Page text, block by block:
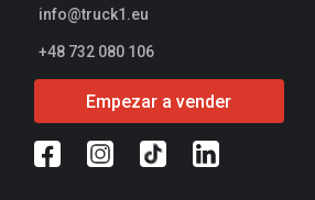
info@truck1.eu
+48 732 080 106
Empezar a vender